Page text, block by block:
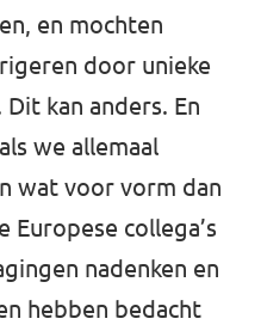
en mochten
door unieke
kan anders. En
we allemaal
wat voor vorm dan
Europese collega’s
nadenken en
hebben bedacht